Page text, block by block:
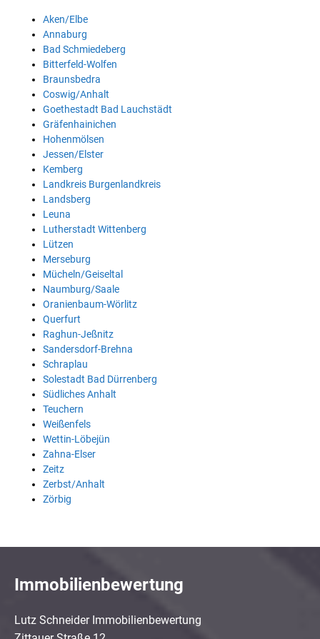
Aken/Elbe
Annaburg
Bad Schmiedeberg
Bitterfeld-Wolfen
Braunsbedra
Coswig/Anhalt
Goethestadt Bad Lauchstädt
Gräfenhainichen
Hohenmölsen
Jessen/Elster
Kemberg
Landkreis Burgenlandkreis
Landsberg
Leuna
Lutherstadt Wittenberg
Lützen
Merseburg
Mücheln/Geiseltal
Naumburg/Saale
Oranienbaum-Wörlitz
Querfurt
Raghun-Jeßnitz
Sandersdorf-Brehna
Schraplau
Solestadt Bad Dürrenberg
Südliches Anhalt
Teuchern
Weißenfels
Wettin-Löbejün
Zahna-Elser
Zeitz
Zerbst/Anhalt
Zörbig
Immobilienbewertung
Lutz Schneider Immobilienbewertung